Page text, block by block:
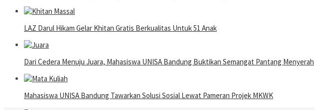
LAZ Darul Hikam Gelar Khitan Gratis Berkualitas Untuk 51 Anak
Dari Cedera Menuju Juara, Mahasiswa UNISA Bandung Buktikan Semangat Pantang Menyerah
Mahasiswa UNISA Bandung Tawarkan Solusi Sosial Lewat Pameran Projek MKWK